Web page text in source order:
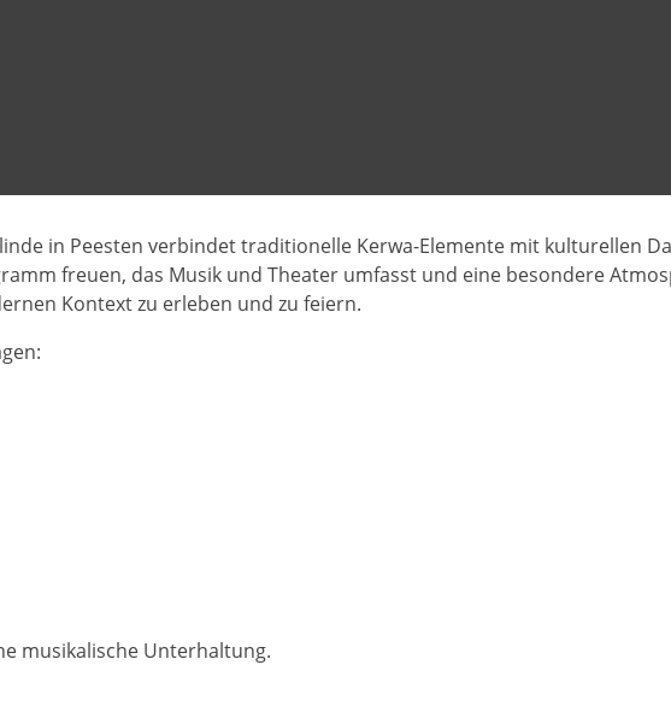
in Peesten verbindet traditionelle Kerwa-Elemente mit kulturellen
freuen, das Musik und Theater umfasst und eine besondere
Kontext zu erleben und zu feiern.
musikalische Unterhaltung.